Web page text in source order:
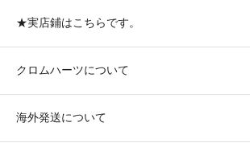
★実店鋪はこちらです。
クロムハーツについて
海外発送について